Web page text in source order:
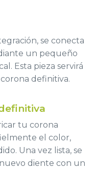
se conecta
un pequeño
Esta pieza servirá
definitiva.
tu corona
el color,
Una vez lista, se
diente con un